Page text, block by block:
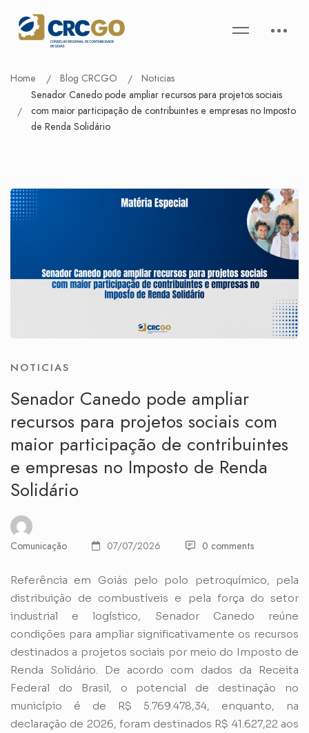
Home Blog CRCGO
Noticias
Senador Canedo pode ampliar recursos para projetos sociais
com maior participação de contribuintes e empresas no Imposto
de Renda Solidário
NOTICIAS
Senador Canedo pode ampliar
recursos para projetos sociais com
maior participação de contribuintes
e empresas no Imposto de Renda
Solidário
Comunicação 07/07/2026 0 comments
Referência em Goiás pelo polo petroquímico, pela
distribuição de combustíveis e pela força do setor
industrial e logístico, Senador Canedo reúne
condições para ampliar significativamente os recursos
destinados a projetos sociais por meio do Imposto de
Renda Solidário. De acordo com dados da Receita
Federal do Brasil, o potencial de destinação no
município é de R$ 5.769.478,34, enquanto, na
declaração de 2026, foram destinados R$ 41.627,22 aos